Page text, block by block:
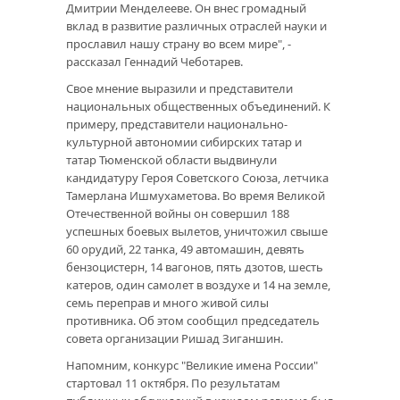
Дмитрии Менделееве. Он внес громадный
вклад в развитие различных отраслей науки и
прославил нашу страну во всем мире", -
рассказал Геннадий Чеботарев.
Свое мнение выразили и представители
национальных общественных объединений. К
примеру, представители национально-
культурной автономии сибирских татар и
татар Тюменской области выдвинули
кандидатуру Героя Советского Союза, летчика
Тамерлана Ишмухаметова. Во время Великой
Отечественной войны он совершил 188
успешных боевых вылетов, уничтожил свыше
60 орудий, 22 танка, 49 автомашин, девять
бензоцистерн, 14 вагонов, пять дзотов, шесть
катеров, один самолет в воздухе и 14 на земле,
семь переправ и много живой силы
противника. Об этом сообщил председатель
совета организации Ришад Зиганшин.
Напомним, конкурс "Великие имена России"
стартовал 11 октября. По результатам